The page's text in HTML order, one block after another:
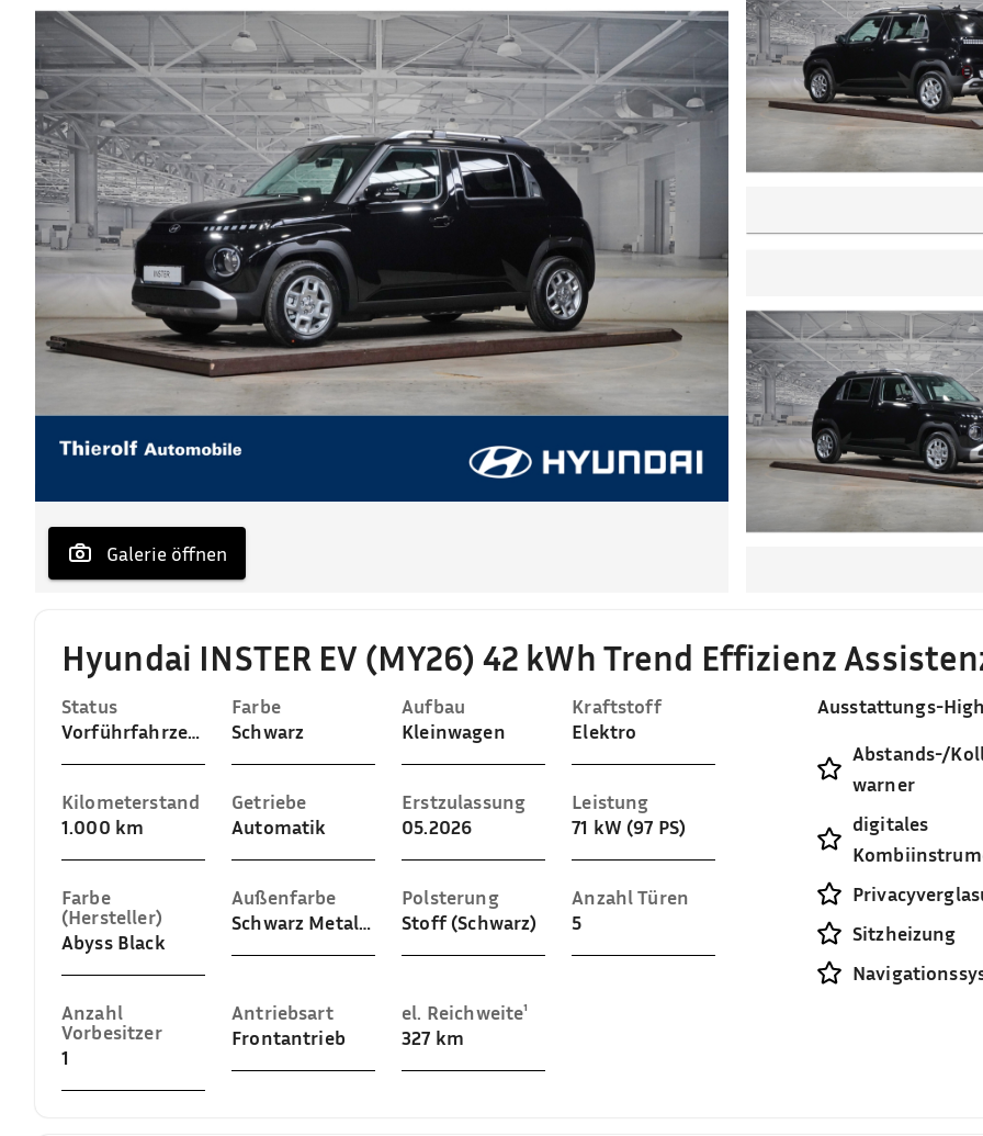
Galerie öffnen
Hyundai INSTER EV (MY26) 42 kWh Trend Effizienz
Status
Vorführfahrzeug
Farbe
Schwarz
Aufbau
Kleinwagen
Kraftstoff
Elektro
Kilometerstand
1.000 km
Getriebe
Automatik
Erstzulassung
05.2026
Leistung
71 kW (97 PS)
Farbe
(Hersteller)
Abyss Black
Außenfarbe
Schwarz Metallic (Abyss Black)
Polsterung
Stoff (Schwarz)
Anzahl Türen
5
Anzahl
Vorbesitzer
1
Antriebsart
Frontantrieb
el. Reichweite¹
327 km
Ausstattungs-
Abstands-/
warner
digitales
Sitzheizung